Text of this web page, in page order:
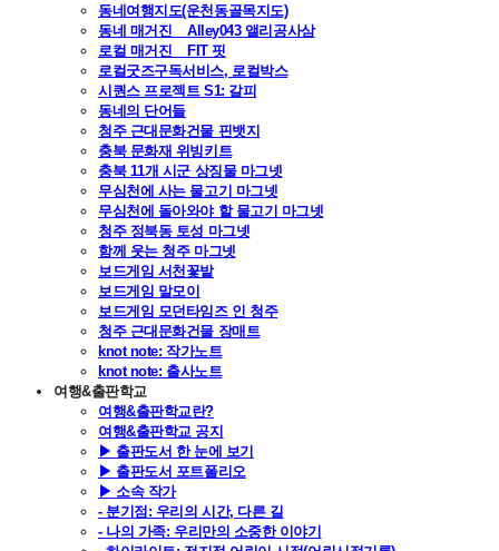
동네여행지도(운천동골목지도)
동네 매거진 _ Alley043 앨리공사삼
로컬 매거진 _ FIT 핏
로컬굿즈구독서비스, 로컬박스
시퀀스 프로젝트 S1: 갈피
동네의 단어들
청주 근대문화건물 핀뱃지
충북 문화재 위빙키트
충북 11개 시군 상징물 마그넷
무심천에 사는 물고기 마그넷
무심천에 돌아와야 할 물고기 마그넷
청주 정북동 토성 마그넷
함께 웃는 청주 마그넷
보드게임 서천꽃밭
보드게임 말모이
보드게임 모던타임즈 인 청주
청주 근대문화건물 장매트
knot note: 작가노트
knot note: 출사노트
여행&출판학교
여행&출판학교란?
여행&출판학교 공지
▶ 출판도서 한 눈에 보기
▶ 출판도서 포트폴리오
▶ 소속 작가
- 분기점: 우리의 시간, 다른 길
- 나의 가족: 우리만의 소중한 이야기